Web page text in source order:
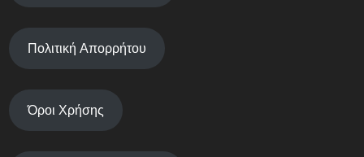
Πολιτική Απορρήτου
Όροι Χρήσης